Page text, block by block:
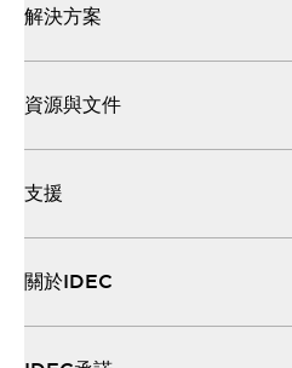
解決方案
資源與文件
支援
關於IDEC